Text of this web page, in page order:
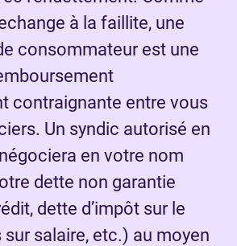
à la faillite, une
consommateur est une
contraignante entre vous
Un syndic autorisé en
en votre nom
dette non garantie
dette d’impôt sur le
sur salaire, etc.) au moyen